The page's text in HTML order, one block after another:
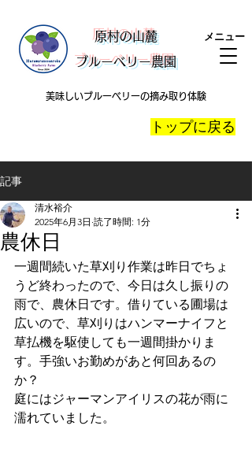
​原村の山麓
ブルーベリー農園
メニュー
美味しいブルーベリーの摘み取り体験
​トップに戻る
記事
農休日
清水裕介
2025年6月3日 読了時間: 1分
一週間続いた草刈り作業は昨日でちょ
うど終わったので、今日は久し振りの
雨で、農休日です。借りている圃場は
広いので、草刈りはハンマーナイフと
草払機を駆使しても一週間掛かりま
す。手強いお勤めがあと何回あるの
か？
庭にはジャーマンアイリスの花が雨に
濡れていました。